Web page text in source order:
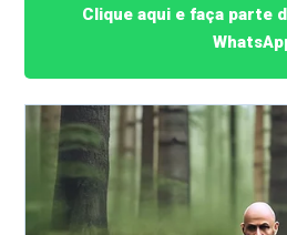
Clique aqui e faça parte